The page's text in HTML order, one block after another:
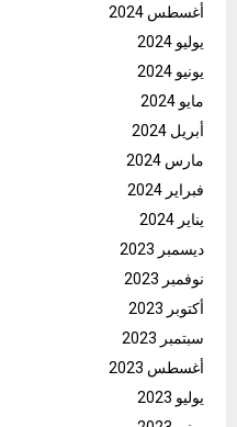
أغسطس 2024
يوليو 2024
يونيو 2024
مايو 2024
أبريل 2024
مارس 2024
فبراير 2024
يناير 2024
ديسمبر 2023
نوفمبر 2023
أكتوبر 2023
سبتمبر 2023
أغسطس 2023
يوليو 2023